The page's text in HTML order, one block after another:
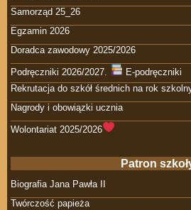
Samorząd 25_26
Egzamin 2026
Doradca zawodowy 2025/2026
Podręczniki 2026/2027.
E-podręczniki
Rekrutacja do szkół średnich na rok
Nagrody i obowiązki ucznia
Wolontariat 2025/2026
Patron
Biografia Jana Pawła II
Twórczość papieża